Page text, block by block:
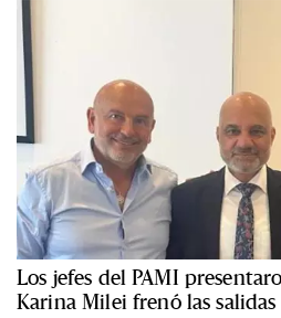
Los jefes del PAMI
Karina Milei frenó las salidas